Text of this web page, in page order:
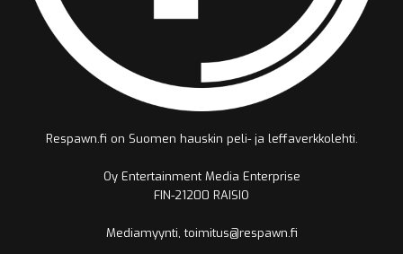
Respawn.fi on Suomen hauskin peli- ja leffaverkkolehti.
Oy Entertainment Media Enterprise
FIN-21200 RAISIO
Mediamyynti, toimitus@respawn.fi